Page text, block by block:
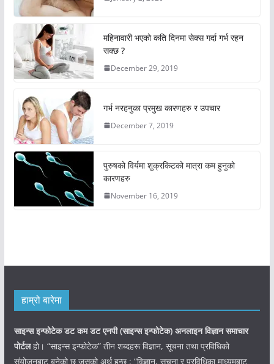
महिनावारी भएको कति दिनमा सेक्स गर्दा गर्भ रहन
सक्छ ?
December 29, 2019
गर्भ नरहनुका प्रमुख कारणहरु र उपचार
December 7, 2019
पुरुषको विर्यमा शुक्रकिटको मात्रा कम हुनुको
कारणहरु
November 16, 2019
हाम्रो बारेमा
साइन्स इन्फोटेक डट कम डट एनपी (साइन्सइन्फोटेक) अनलाइन विज्ञान समाचार
पोर्टलहो। “साइन्स इन्फोटेक” तीन शब्दहरू विज्ञान, सूचना तथा प्रविधिको
संयोजनबाट बनेको छ जसको अर्थ हुन्छ : “विज्ञान, सूचना र प्रविधिका माध्यमबाट